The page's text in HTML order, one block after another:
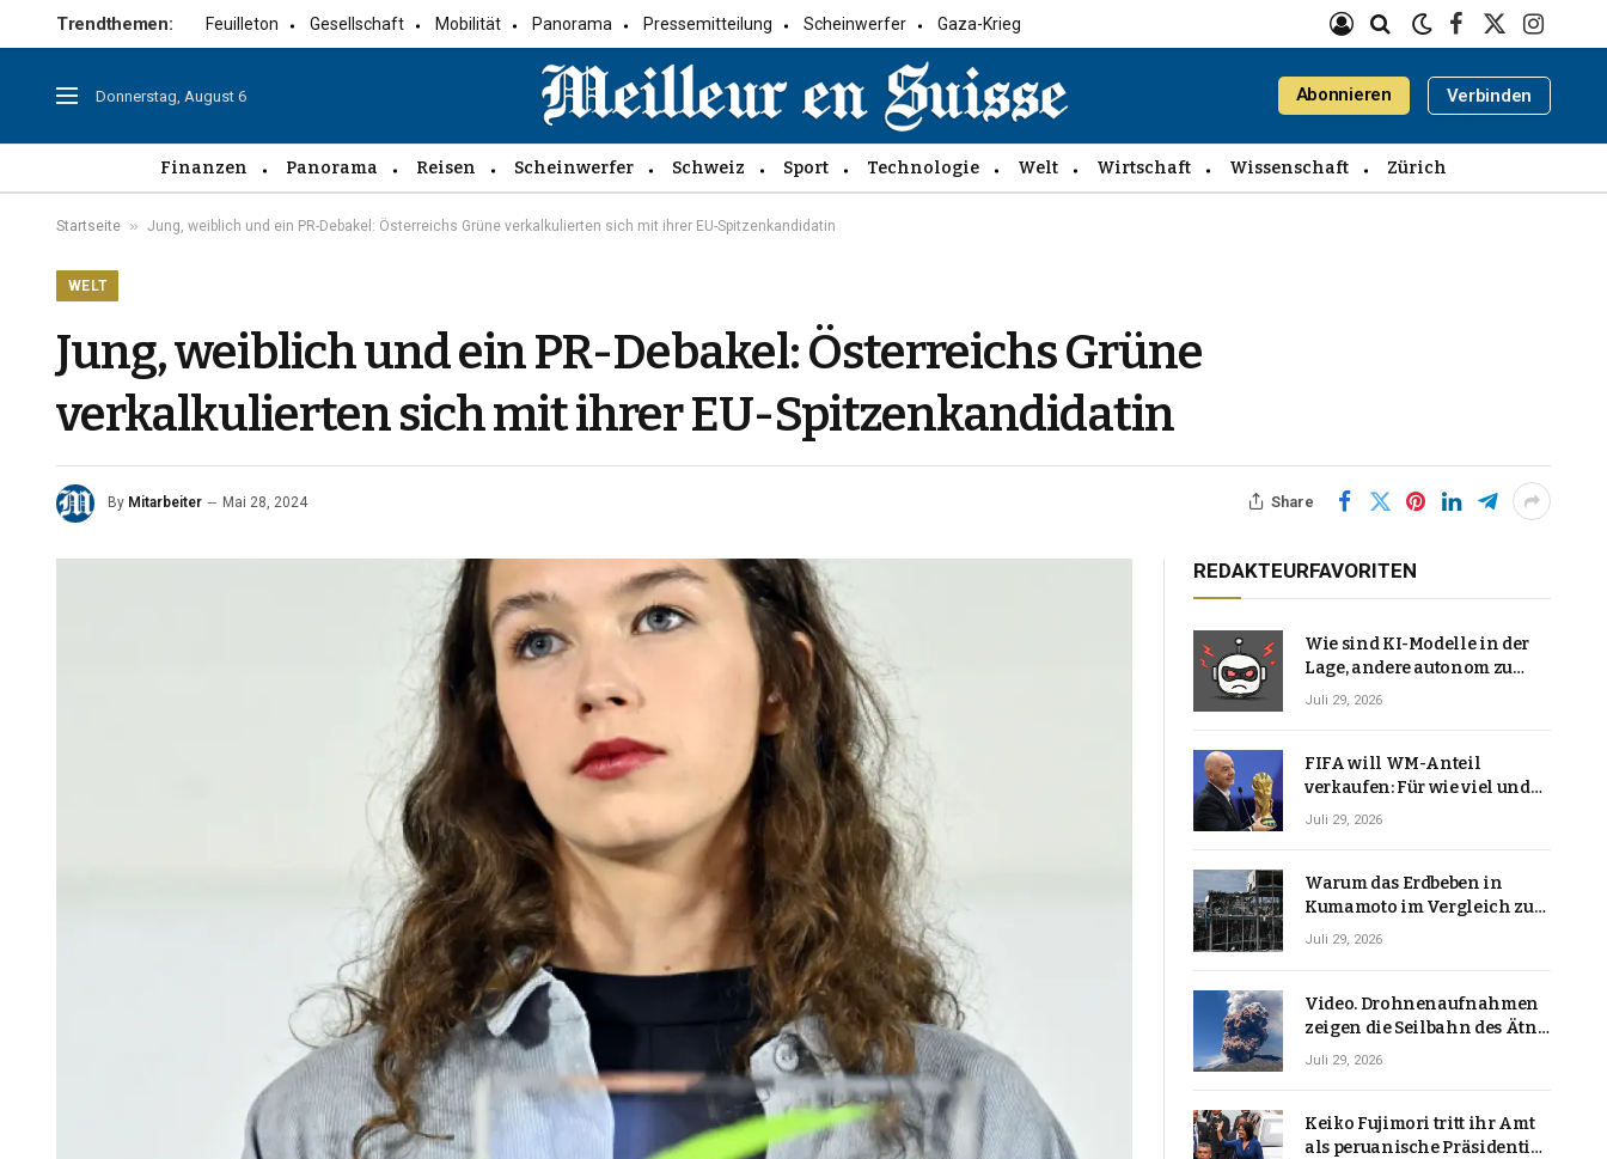
Trendthemen: Feuilleton Gesellschaft Mobilität Panorama Pressemitteilung Scheinwerfer Gaza-Krieg
Facebook
X
Donnerstag, August 6 Abonnieren Verbinden
Finanzen Panorama Reisen Scheinwerfer Schweiz Sport Technologie Welt Wirtschaft Wissenschaft Zürich
Startseite » Jung, weiblich und ein PR-Debakel: Österreichs Grüne verkalkulierten sich mit ihrer EU-Spitzenkandidatin
WELT
Jung, weiblich und ein PR-Debakel: Österreichs Grüne
verkalkulierten sich mit ihrer EU-Spitzenkandidatin
By Mitarbeiter Mai 28, 2024 Share
REDAKTEURFAVORITEN
Wie sind KI-Modelle in der
Lage, andere autonom zu
hacken? | Technologie-News
Juli 29, 2026
FIFA will WM-Anteil
verkaufen: Für wie viel und
warum macht Gianni
Juli 29, 2026
Warum das Erdbeben in
Kumamoto im Vergleich zu
den meisten Erdbeben, die
Juli 29, 2026
Video. Drohnenaufnahmen
zeigen die Seilbahn des Ätna
über einer Vulkanlandschaft
Juli 29, 2026
Keiko Fujimori tritt ihr Amt
als peruanische Präsidentin